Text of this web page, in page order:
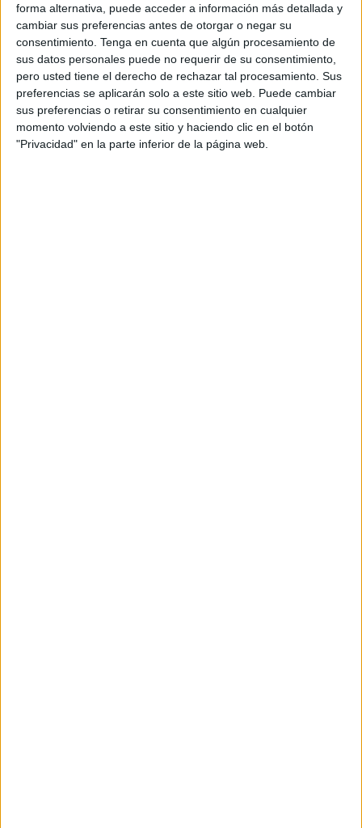
forma alternativa, puede acceder a información más detallada y
cambiar sus preferencias antes de otorgar o negar su
consentimiento. Tenga en cuenta que algún procesamiento de
sus datos personales puede no requerir de su consentimiento,
pero usted tiene el derecho de rechazar tal procesamiento. Sus
preferencias se aplicarán solo a este sitio web. Puede cambiar
sus preferencias o retirar su consentimiento en cualquier
momento volviendo a este sitio y haciendo clic en el botón
"Privacidad" en la parte inferior de la página web.
El segundo lugar deComportamiento Animalse lo
llevó la fotografíaFish Caught by Surprise, de
Wandrag.